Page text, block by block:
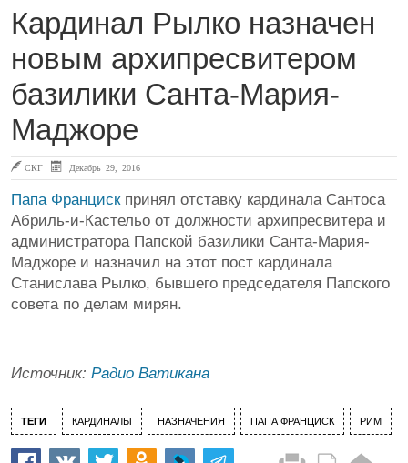
Кардинал Рылко назначен
новым архипресвитером
базилики Санта-Мария-
Маджоре
СКГ Декабрь 29, 2016
Папа Францискпринял отставку кардинала Сантоса
Абриль-и-Кастельо от должности архипресвитера и
администратора Папской базилики Санта-Мария-
Маджоре и назначил на этот пост кардинала
Станислава Рылко, бывшего председателя Папского
совета по делам мирян.
Источник: Радио Ватикана
ТЕГИ КАРДИНАЛЫ НАЗНАЧЕНИЯ ПАПА ФРАНЦИСК РИМ